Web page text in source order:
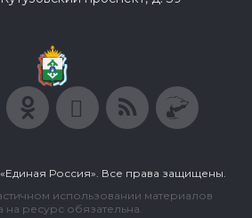
Россия». Все права защищены.
использовании материалов
на ресурс обязательна.